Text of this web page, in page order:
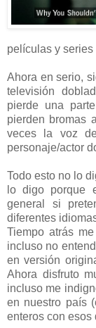
películas y
Ahora en serio,
televisión
pierde una
pierden bromas
veces la voz
personaje/actor
Todo esto no lo
lo digo porque
general si
diferentes
Tiempo atrás
incluso no
en versión
Ahora disfruto
incluso me
en nuestro país
enteros con esos